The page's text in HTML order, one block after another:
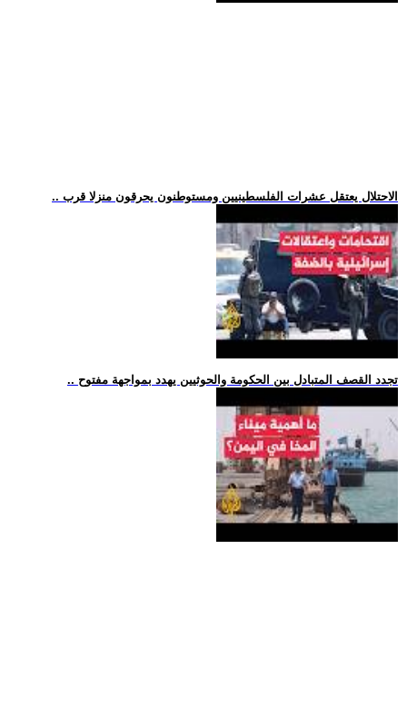
.. الاحتلال يعتقل عشرات الفلسطينيين ومستوطنون يحرقون منزلا قرب
.. تجدد القصف المتبادل بين الحكومة والحوثيين يهدد بمواجهة مفتوح